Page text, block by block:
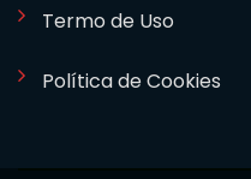
Termo de Uso
Política de Cookies